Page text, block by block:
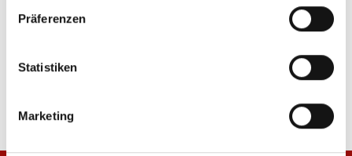
Präferenzen
Statistiken
Marketing